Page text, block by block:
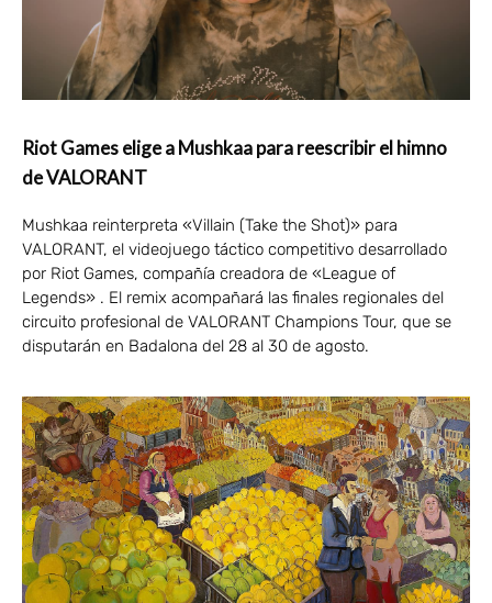
Riot Games elige a Mushkaa para reescribir el himno
de VALORANT
Mushkaa reinterpreta «Villain (Take the Shot)» para
VALORANT, el videojuego táctico competitivo desarrollado
por Riot Games, compañía creadora de «League of
Legends» . El remix acompañará las finales regionales del
circuito profesional de VALORANT Champions Tour, que se
disputarán en Badalona del 28 al 30 de agosto.